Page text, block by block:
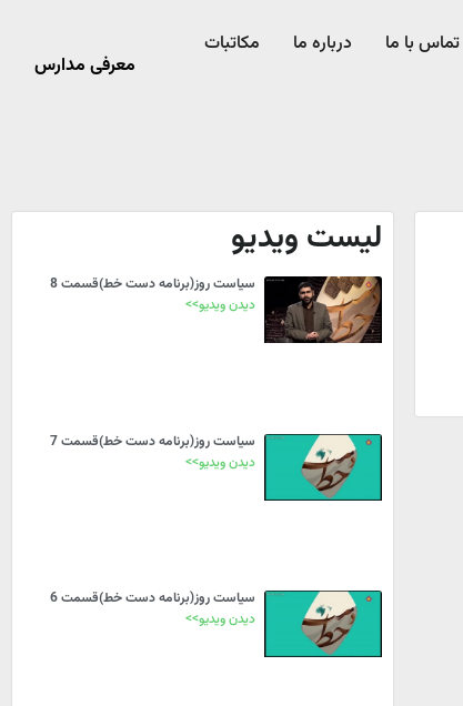
تماس با ما درباره ما
مکاتبات
معرفی مدارس
لیست ویدیو
سیاست روز(برنامه دست خط)قسمت 8
دیدن ویدیو>>
سیاست روز(برنامه دست خط)قسمت 7
دیدن ویدیو>>
سیاست روز(برنامه دست خط)قسمت 6
دیدن ویدیو>>